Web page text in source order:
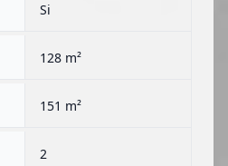
Si
128 m²
151 m²
2